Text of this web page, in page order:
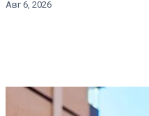
Авг 6, 2026